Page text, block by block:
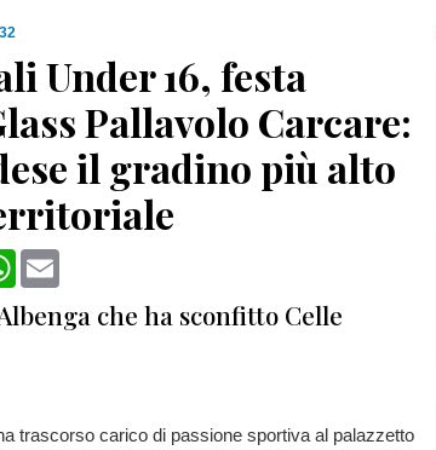
Under 16, festa
Pallavolo Carcare:
il gradino più alto
WhatsApp
che ha sconfitto Celle
trascorso carico di passione sportiva al palazzetto